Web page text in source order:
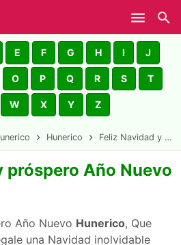
main content
E F G H I J
O P Q R S T
W X Y Z
Hunerico Feliz Navidad y próspero Año Nuevo Hunerico
próspero Año Nuevo
Año Nuevo Hunerico, Que
una Navidad inolvidable